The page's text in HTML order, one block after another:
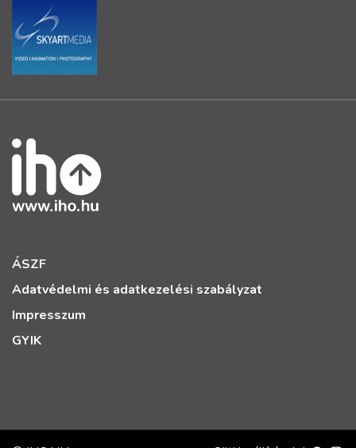
ÁSZF
Adatvédelmi és adatkezelési szabályzat
Impresszum
GYIK